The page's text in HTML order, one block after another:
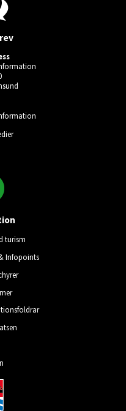
turism
Infopoints